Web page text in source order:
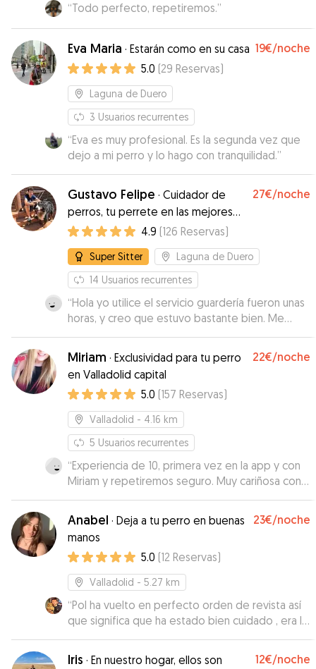
“Todo perfecto, repetiremos.”
Eva Maria · Estarán como en su casa 19€/noche
5.0 (29 Reservas)
Laguna de Duero
3 Usuarios recurrentes
“Eva es muy profesional. Es la segunda vez que
dejo a mi perro y lo hago con tranquilidad.”
Gustavo Felipe · Cuidador de
perros, tu perrete en las mejores
manos!
27€/noche
4.9 (126 Reservas)
Super Sitter
Laguna de Duero
14 Usuarios recurrentes
“Hola yo utilice el servicio guardería fueron unas
horas, y creo que estuvo bastante bien. Me
enviaron fotos en los que vi que mi perrita
estaba tranquila, con lo cual muy contentos.
Miriam · Exclusividad para tu perro
en Valladolid capital
22€/noche
5.0 (157 Reservas)
Valladolid - 4.16 km
5 Usuarios recurrentes
“Experiencia de 10, primera vez en la app y con
Miriam y repetiremos seguro. Muy cariñosa con
Togo y en constante contacto con nosotros.”
Anabel · Deja a tu perro en buenas
manos
23€/noche
5.0 (12 Reservas)
Valladolid - 5.27 km
“Pol ha vuelto en perfecto orden de revista así
que significa que ha estado bien cuidado , era la
primera vez que se quedaba con alguien y creo
que repetirá
Iris · En nuestro hogar, ellos son
12€/noche